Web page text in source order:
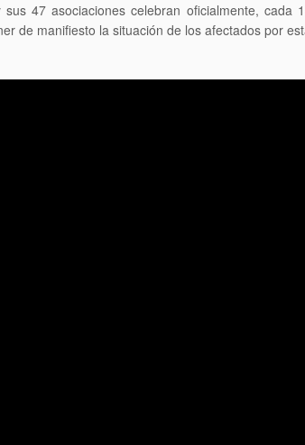
47 asociaciones celebran oficialmente,
de manifiesto la situación de los afectados por